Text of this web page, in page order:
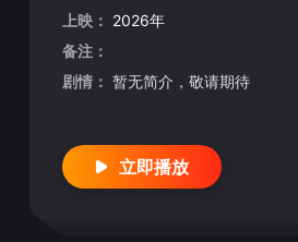
上映： 2026年
备注：
剧情： 暂无简介，敬请期待
立即播放